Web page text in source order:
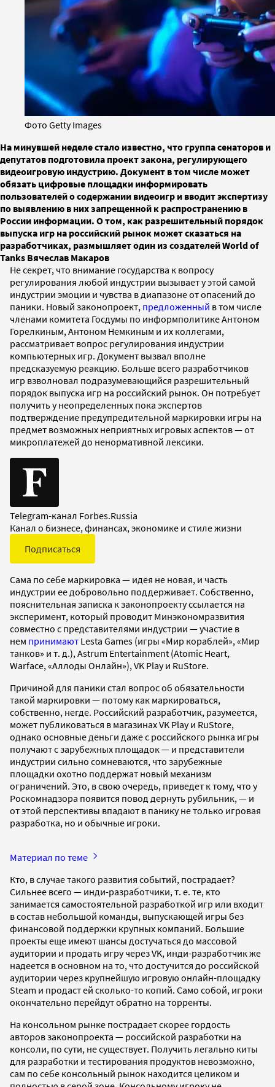
Фото Getty Images
На минувшей неделе стало известно, что группа сенаторов и
депутатов подготовила проект закона, регулирующего
видеоигровую индустрию. Документ в том числе может
обязать цифровые площадки информировать
пользователей о содержании видеоигр и вводит экспертизу
по выявлению в них запрещенной к распространению в
России информации. О том, как разрешительный порядок
выпуска игр на российский рынок может сказаться на
разработчиках, размышляет один из создателей World of
Tanks Вячеслав Макаров
Не секрет, что внимание государства к вопросу
регулирования любой индустрии вызывает у этой самой
индустрии эмоции и чувства в диапазоне от опасений до
паники. Новый законопроект, предложенный в том числе
членами комитета Госдумы по информполитике Антоном
Горелкиным, Антоном Немкиным и их коллегами,
рассматривает вопрос регулирования индустрии
компьютерных игр. Документ вызвал вполне
предсказуемую реакцию. Больше всего разработчиков
игр взволновал подразумевающийся разрешительный
порядок выпуска игр на российский рынок. Он потребует
получить у неопределенных пока экспертов
подтверждение предупредительной маркировки игры на
предмет возможных неприятных игровых аспектов — от
микроплатежей до ненормативной лексики.
Telegram-канал Forbes.Russia
Канал о бизнесе, финансах, экономике и стиле жизни
Подписаться
Сама по себе маркировка — идея не новая, и часть
индустрии ее добровольно поддерживает. Собственно,
пояснительная записка к законопроекту ссылается на
эксперимент, который проводит Минэкономразвития
совместно с представителями индустрии — участие в
нем принимают Lesta Games (игры «Мир кораблей», «Мир
танков» и т. д.), Astrum Entertainment (Atomic Heart,
Warface, «Аллоды Онлайн»), VK Play и RuStore.
Причиной для паники стал вопрос об обязательности
такой маркировки — потому как маркироваться,
собственно, негде. Российский разработчик, разумеется,
может публиковаться в магазинах VK Play и RuStore,
однако основные деньги даже с российского рынка игры
получают с зарубежных площадок — и представители
индустрии сильно сомневаются, что зарубежные
площадки охотно поддержат новый механизм
ограничений. Это, в свою очередь, приведет к тому, что у
Роскомнадзора появится повод дернуть рубильник, — и
от этой перспективы впадают в панику не только игровая
разработка, но и обычные игроки.
Материал по теме
Кто, в случае такого развития событий, пострадает?
Сильнее всего — инди-разработчики, т. е. те, кто
занимается самостоятельной разработкой игр или входит
в состав небольшой команды, выпускающей игры без
финансовой поддержки крупных компаний. Большие
проекты еще имеют шансы достучаться до массовой
аудитории и продать игру через VK, инди-разработчик же
надеется в основном на то, что достучится до российской
аудитории через крупнейшую игровую онлайн-площадку
Steam и продаст ей сколько-то копий. Само собой, игроки
окончательно перейдут обратно на торренты.
На консольном рынке пострадает скорее гордость
авторов законопроекта — российской разработки на
консоли, по сути, не существует. Получить легально киты
для разработки и тестирования продуктов невозможно,
сам по себе консольный рынок находится целиком и